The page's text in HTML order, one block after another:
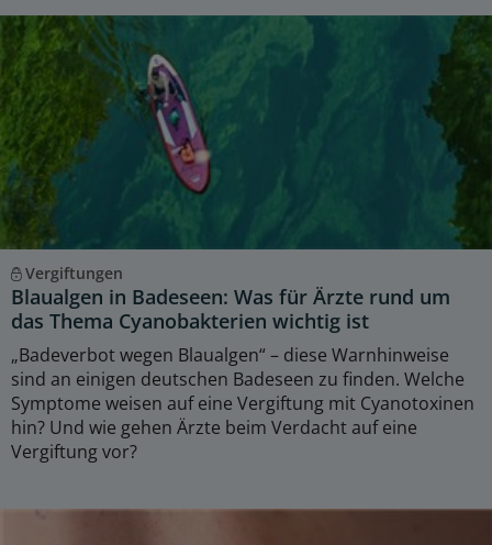
Vergiftungen
Blaualgen in Badeseen: Was für Ärzte rund um
das Thema Cyanobakterien wichtig ist
„Badeverbot wegen Blaualgen“ – diese Warnhinweise
sind an einigen deutschen Badeseen zu finden. Welche
Symptome weisen auf eine Vergiftung mit Cyanotoxinen
hin? Und wie gehen Ärzte beim Verdacht auf eine
Vergiftung vor?